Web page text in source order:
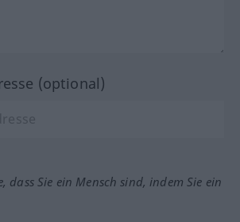
(optional)
dass Sie ein Mensch sind, indem Sie ein